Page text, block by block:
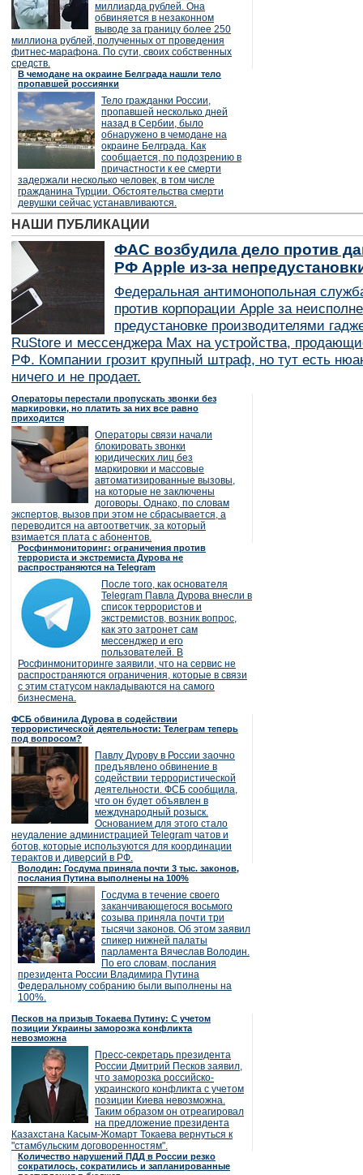
миллиарда рублей. Она
обвиняется в незаконном
выводе за границу более 250
миллиона рублей, полученных от проведения
фитнес-марафона. По сути, своих собственных
средств.
В чемодане на окраине Белграда нашли тело
пропавшей россиянки
Тело гражданки России,
пропавшей несколько дней
назад в Сербии, было
обнаружено в чемодане на
окраине Белграда. Как
сообщается, по подозрению в
причастности к ее смерти
задержали несколько человек, в том числе
гражданина Турции. Обстоятельства смерти
девушки сейчас устанавливаются.
НАШИ ПУБЛИКАЦИИ
ФАС возбудила дело против
РФ Apple из-за
Федеральная антимонопольная
против корпорации Apple за
предустановке производителями
RuStore и мессенджера Max на устройства,
РФ. Компании грозит крупный штраф, но тут есть
ничего и не продает.
Операторы перестали пропускать звонки без
маркировки, но платить за них все равно
приходится
Операторы связи начали
блокировать звонки
юридических лиц без
маркировки и массовые
автоматизированные вызовы,
на которые не заключены
договоры. Однако, по словам
экспертов, вызов при этом не сбрасывается, а
переводится на автоответчик, за который
взимается плата с абонентов.
Росфинмониторинг: ограничения против
террориста и экстремиста Дурова не
распространяются на Telegram
После того, как основателя
Telegram Павла Дурова внесли в
список террористов и
экстремистов, возник вопрос,
как это затронет сам
мессенджер и его
пользователей. В
Росфинмониторинге заявили, что на сервис не
распространяются ограничения, которые в связи
с этим статусом накладываются на самого
бизнесмена.
ФСБ обвинила Дурова в содействии
террористической деятельности: Телеграм теперь
под вопросом?
Павлу Дурову в России заочно
предъявлено обвинение в
содействии террористической
деятельности. ФСБ сообщила,
что он будет объявлен в
международный розыск.
Основанием для этого стало
неудаление администрацией Telegram чатов и
ботов, которые используются для координации
терактов и диверсий в РФ.
Володин: Госдума приняла почти 3 тыс. законов,
послания Путина выполнены на 100%
Госдума в течение своего
заканчивающегося восьмого
созыва приняла почти три
тысячи законов. Об этом заявил
спикер нижней палаты
парламента Вячеслав Володин.
По его словам, послания
президента России Владимира Путина
Федеральному собранию были выполнены на
100%.
Песков на призыв Токаева Путину: С учетом
позиции Украины заморозка конфликта
невозможна
Пресс-секретарь президента
России Дмитрий Песков заявил,
что заморозка российско-
украинского конфликта с учетом
позиции Киева невозможна.
Таким образом он отреагировал
на предложение президента
Казахстана Касым-Жомарт Токаева вернуться к
"стамбульским договоренностям".
Количество нарушений ПДД в России резко
сократилось, сократились и запланированные